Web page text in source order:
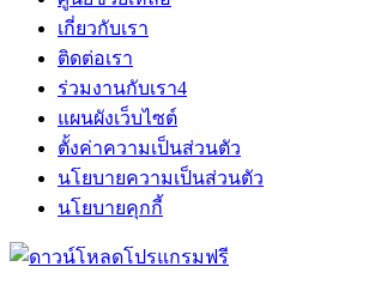
เกี่ยวกับเรา
ติดต่อเรา
ร่วมงานกับเรา4
แผนผังเว็บไซต์
ตั้งค่าความเป็นส่วนตัว
นโยบายความเป็นส่วนตัว
นโยบายคุกกี้